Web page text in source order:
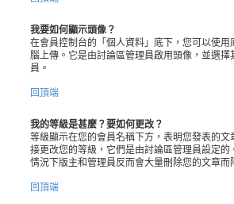
我要如何顯示頭像？
在會員控制台的「個人資料」底下，您可以使
腦上傳。它是由討論區管理員啟用頭像，並選
員。
回頂端
我的等級是甚麼？要如何更改？
等級顯示在您的會員名稱下方，表明您發表的
接更改您的等級，它們是由討論區管理員設定
情況下版主和管理員反而會大量刪除您的文章而
回頂端